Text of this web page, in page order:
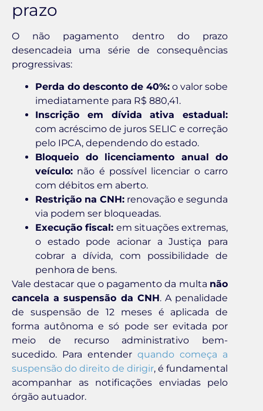
prazo
O não pagamento dentro do prazo
desencadeia uma série de consequências
progressivas:
Perda do desconto de 40%: o valor sobe
imediatamente para R$ 880,41.
Inscrição em dívida ativa estadual:
com acréscimo de juros SELIC e correção
pelo IPCA, dependendo do estado.
Bloqueio do licenciamento anual do
veículo: não é possível licenciar o carro
com débitos em aberto.
Restrição na CNH: renovação e segunda
via podem ser bloqueadas.
Execução fiscal: em situações extremas,
o estado pode acionar a Justiça para
cobrar a dívida, com possibilidade de
penhora de bens.
Vale destacar que o pagamento da multa não
cancela a suspensão da CNH. A penalidade
de suspensão de 12 meses é aplicada de
forma autônoma e só pode ser evitada por
meio de recurso administrativo bem-
sucedido. Para entender quando começa a
suspensão do direito de dirigir, é fundamental
acompanhar as notificações enviadas pelo
órgão autuador.